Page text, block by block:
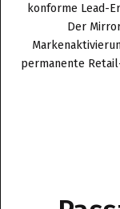
konforme Lead-
Der
permanente